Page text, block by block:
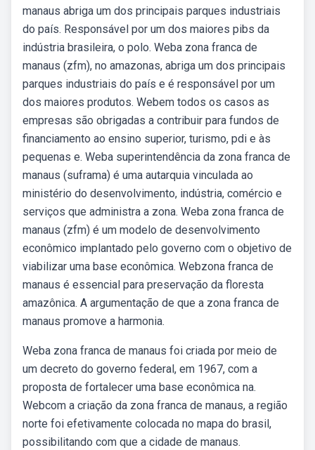
manaus abriga um dos principais parques industriais
do país. Responsável por um dos maiores pibs da
indústria brasileira, o polo. Weba zona franca de
manaus (zfm), no amazonas, abriga um dos principais
parques industriais do país e é responsável por um
dos maiores produtos. Webem todos os casos as
empresas são obrigadas a contribuir para fundos de
financiamento ao ensino superior, turismo, pdi e às
pequenas e. Weba superintendência da zona franca de
manaus (suframa) é uma autarquia vinculada ao
ministério do desenvolvimento, indústria, comércio e
serviços que administra a zona. Weba zona franca de
manaus (zfm) é um modelo de desenvolvimento
econômico implantado pelo governo com o objetivo de
viabilizar uma base econômica. Webzona franca de
manaus é essencial para preservação da floresta
amazônica. A argumentação de que a zona franca de
manaus promove a harmonia.
Weba zona franca de manaus foi criada por meio de
um decreto do governo federal, em 1967, com a
proposta de fortalecer uma base econômica na.
Webcom a criação da zona franca de manaus, a região
norte foi efetivamente colocada no mapa do brasil,
possibilitando com que a cidade de manaus.